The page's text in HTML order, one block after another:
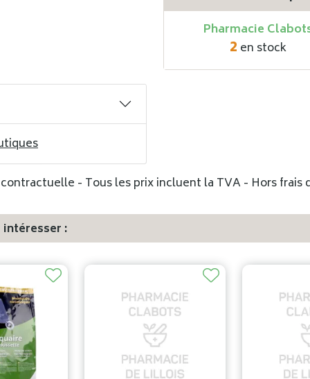
Pharmacie
2 en stock
- Tous les prix incluent la TVA - Hors frais
: